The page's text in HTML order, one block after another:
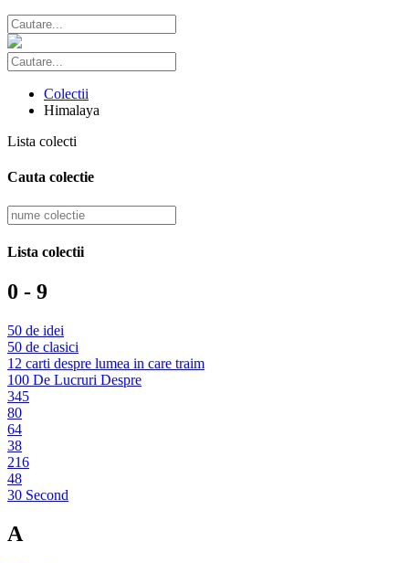
Colectii
Himalaya
Lista colecti
Cauta colectie
Lista colectii
0 - 9
50 de idei
50 de clasici
12 carti despre lumea in care traim
100 De Lucruri Despre
345
80
64
38
216
48
30 Second
A